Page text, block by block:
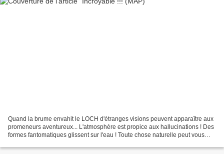
Quand la brume envahit le LOCH d'étranges visions peuvent apparaître aux
promeneurs aventureux... L'atmosphère est propice aux hallucinations ! Des
formes fantomatiques glissent sur l'eau ! Toute chose naturelle peut vous